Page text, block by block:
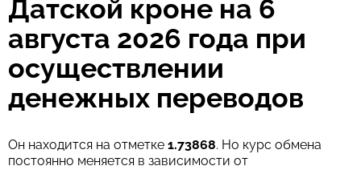
Датской кроне на 6
августа 2026 года при
осуществлении
денежных переводов
Он находится на отметке 1.73868. Но курс обмена
постоянно меняется в зависимости от